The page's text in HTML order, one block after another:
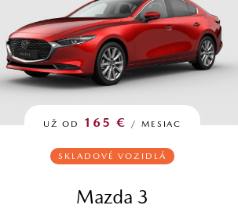
UŽ OD 165 € / MESIAC
SKLADOVÉ VOZIDLÁ
Mazda 3